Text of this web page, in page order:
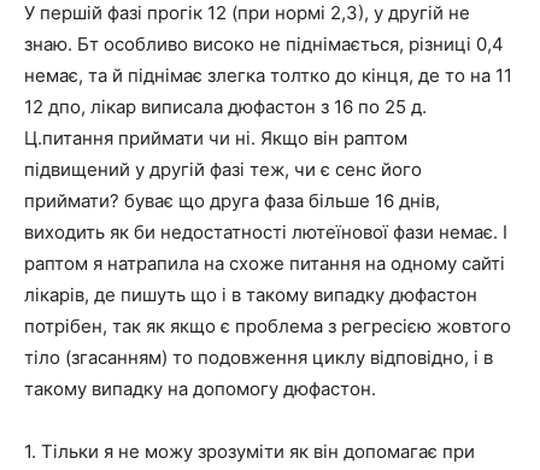
У першій фазі прогік 12 (при нормі 2,3), у другій не
знаю. Бт особливо високо не піднімається, різниці 0,4
немає, та й піднімає злегка толтко до кінця, де то на 11
12 дпо, лікар виписала дюфастон з 16 по 25 д.
Ц.питання приймати чи ні. Якщо він раптом
підвищений у другій фазі теж, чи є сенс його
приймати? буває що друга фаза більше 16 днів,
виходить як би недостатності лютеїнової фази немає. І
раптом я натрапила на схоже питання на одному сайті
лікарів, де пишуть що і в такому випадку дюфастон
потрібен, так як якщо є проблема з регресією жовтого
тіло (згасанням) то подовження циклу відповідно, і в
такому випадку на допомогу дюфастон.
1. Тільки я не можу зрозуміти як він допомагає при